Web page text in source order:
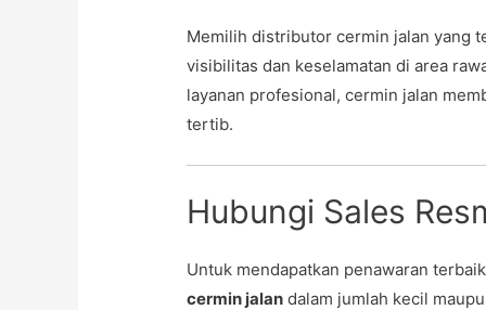
Memilih distributor cermin jalan yang
visibilitas dan keselamatan di area
layanan profesional, cermin jalan
tertib.
Hubungi Sales
Untuk mendapatkan penawaran
cermin jalan dalam jumlah kecil